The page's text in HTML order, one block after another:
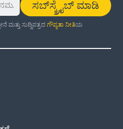
ಸಬ್‌ಸ್ಕ್ರೈಬ್ ಮಾಡಿ
ಮತ್ತು ಸುದ್ದಿಪತ್ರದಗೌಪ್ಯತಾ ನೀತಿಯ